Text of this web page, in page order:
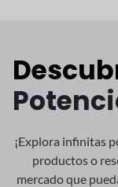
¡Explora infinitas
productos o
mercado que